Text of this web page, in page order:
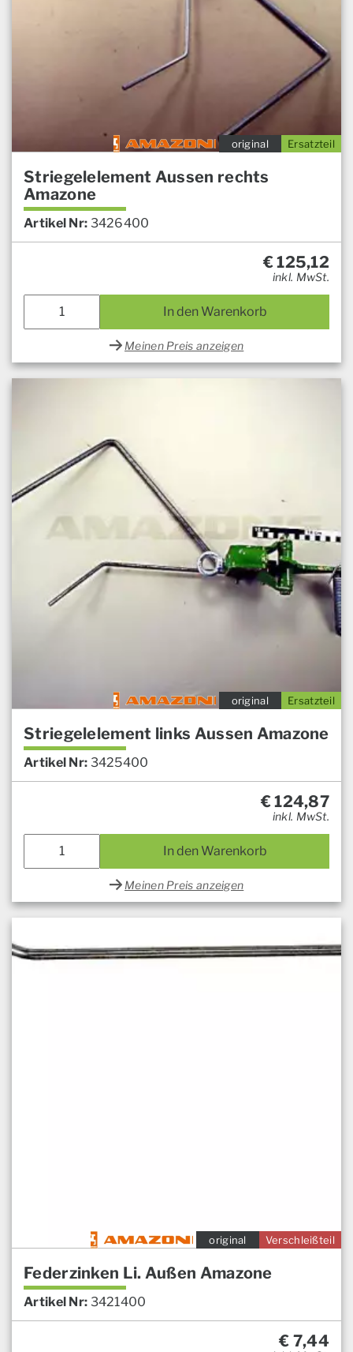
Ersatzteil
original
Striegelelement Aussen rechts
Amazone
Artikel Nr: 3426400
€125,12
inkl. MwSt.
In den Warenkorb
Meinen Preis anzeigen
Ersatzteil
original
Striegelelement links Aussen Amazone
Artikel Nr: 3425400
€124,87
inkl. MwSt.
In den Warenkorb
Meinen Preis anzeigen
Verschleißteil
original
Federzinken Li. Außen Amazone
Artikel Nr: 3421400
€ 7,44